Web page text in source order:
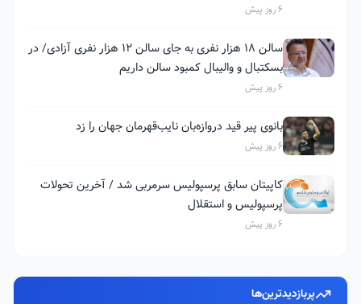
6 روز پیش
سالن ۱۸ هزار نفری به جای سالن ۱۲ هزار نفری آزادی/ در
بسکتبال و والیبال کمبود سالن داریم
6 روز پیش
بانوی پیر قید دروازه‌بان نایب‌قهرمان جهان را زد
6 روز پیش
کاپیتان سابق پرسپولیس سرمربی شد / آخرین تحولات
پرسپولیس و استقلال
6 روز پیش
پربازدیدترین‌ها